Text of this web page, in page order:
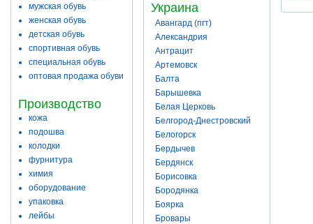
мужская обувь
женская обувь
детская обувь
спортивная обувь
специальная обувь
оптовая продажа обуви
Производство
кожа
подошва
колодки
фурнитура
химия
оборудование
упаковка
лейбы
Украина
Авангард (пгт)
Александрия
Антрацит
Артемовск
Балта
Барышевка
Белая Церковь
Белгород-Днестровский
Белогорск
Бердычев
Бердянск
Борисовка
Бородянка
Боярка
Бровары